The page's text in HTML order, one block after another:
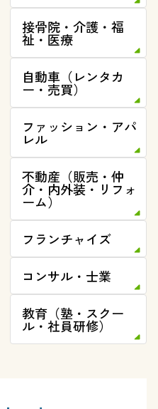
接骨院・介護・福
祉・医療
自動車（レンタカ
ー・売買）
ファッション・アパ
レル
不動産（販売・仲
介・内外装・リフォ
ーム）
フランチャイズ
コンサル・士業
教育（塾・スクー
ル・社員研修）